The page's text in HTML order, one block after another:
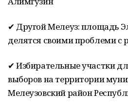
✔ Другой Мелеуз: площадь
делятся своими проблеми с
✔ Избирательные участки
выборов на территории
Мелеузовский район